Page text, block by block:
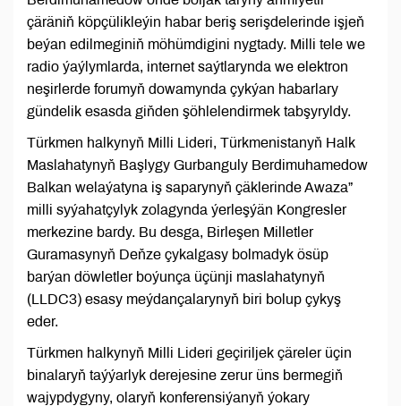
çäräniň köpçülikleýin habar beriş serişdelerinde işjeň
beýan edilmeginiň möhümdigini nygtady. Milli tele we
radio ýaýlymlarda, internet saýtlarynda we elektron
neşirlerde forumyň dowamynda çykýan habarlary
gündelik esasda giňden şöhlelendirmek tabşyryldy.
Türkmen halkynyň Milli Lideri, Türkmenistanyň Halk
Maslahatynyň Başlygy Gurbanguly Berdimuhamedow
Balkan welaýatyna iş saparynyň çäklerinde Awaza”
milli syýahatçylyk zolagynda ýerleşýän Kongresler
merkezine bardy. Bu desga, Birleşen Milletler
Guramasynyň Deňze çykalgasy bolmadyk ösüp
barýan döwletler boýunça üçünji maslahatynyň
(LLDC3) esasy meýdançalarynyň biri bolup çykyş
eder.
Türkmen halkynyň Milli Lideri geçiriljek çäreler üçin
binalaryň taýýarlyk derejesine zerur üns bermegiň
wajypdygyny, olaryň konferensiýanyň ýokary